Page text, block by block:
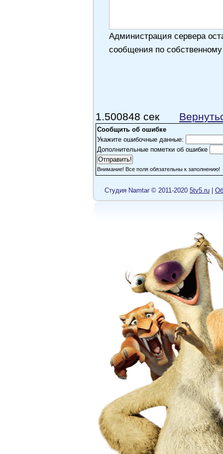
Администрация сервера
сообщения по
1.500848 сек
Сообщить об ошибке
Укажите ошибочные данные:
Дополнительные пометки об ошибке
Внимание! Все поля обязательны к заполнению!
Cтудия Namtar © 2011-2020 5tv5.ru